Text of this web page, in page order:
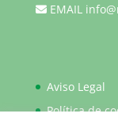
EMAIL
Aviso Legal
Política de